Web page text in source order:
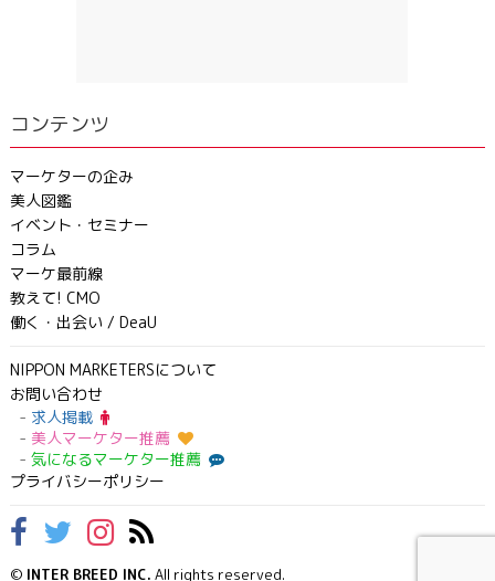
コンテンツ
マーケターの企み
美人図鑑
イベント・セミナー
コラム
マーケ最前線
教えて! CMO
働く・出会い / DeaU
NIPPON MARKETERSについて
お問い合わせ
求人掲載
美人マーケター推薦
気になるマーケター推薦
プライバシーポリシー
© INTER BREED INC. All rights reserved.